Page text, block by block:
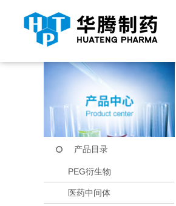
当前位置： 首页 产品中心
产品目录
PEG衍生物
医药中间体